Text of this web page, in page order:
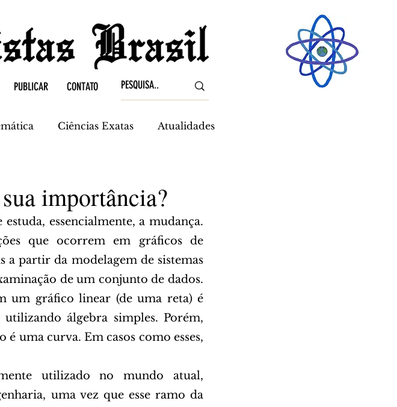
PUBLICAR CONTATO
Ciências Exatas Atualidades
importância?
que ocorrem em gráficos de
a partir da modelagem de sistemas
de um conjunto de dados.
um gráfico linear (de uma reta) é
álgebra simples. Porém,
uma curva. Em casos como esses,
uma vez que esse ramo da